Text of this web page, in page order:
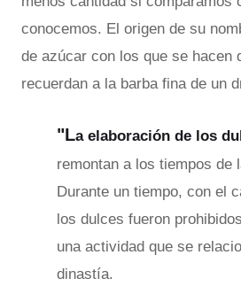
conocemos. El origen de su
de azúcar con los que se hacen
recuerdan a la barba fina de un
"La elaboración de los
remontan a los tiempos de
Durante un tiempo, con el
los dulces fueron
una actividad que se
dinastía.